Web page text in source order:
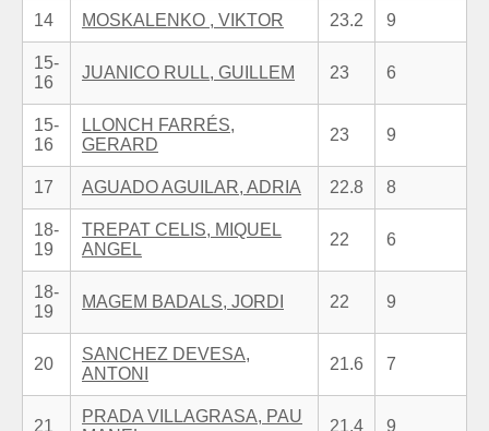
14 MOSKALENKO , VIKTOR 23.2 9
15-
16
JUANICO RULL, GUILLEM 23 6
15-
16
LLONCH FARRÉS,
GERARD
23 9
17 AGUADO AGUILAR, ADRIA 22.8 8
18-
19
TREPAT CELIS, MIQUEL
ANGEL
22 6
18-
19
MAGEM BADALS, JORDI 22 9
20
SANCHEZ DEVESA,
ANTONI
21.6 7
21
PRADA VILLAGRASA, PAU
21.4 9